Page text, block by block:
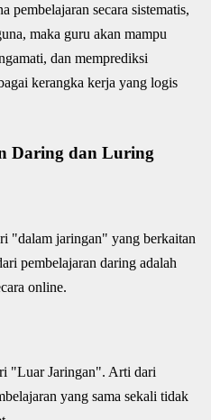
pembelajaran secara sistematis,
maka guru akan mampu
dan memprediksi
kerangka kerja yang logis
Daring dan Luring
"dalam jaringan" yang berkaitan
pembelajaran daring adalah
online.
"Luar Jaringan". Arti dari
yang sama sekali tidak